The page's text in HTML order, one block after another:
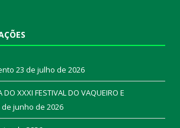
23 de julho de 2026
DO XXXI FESTIVAL DO VAQUEIRO E
de junho de 2026